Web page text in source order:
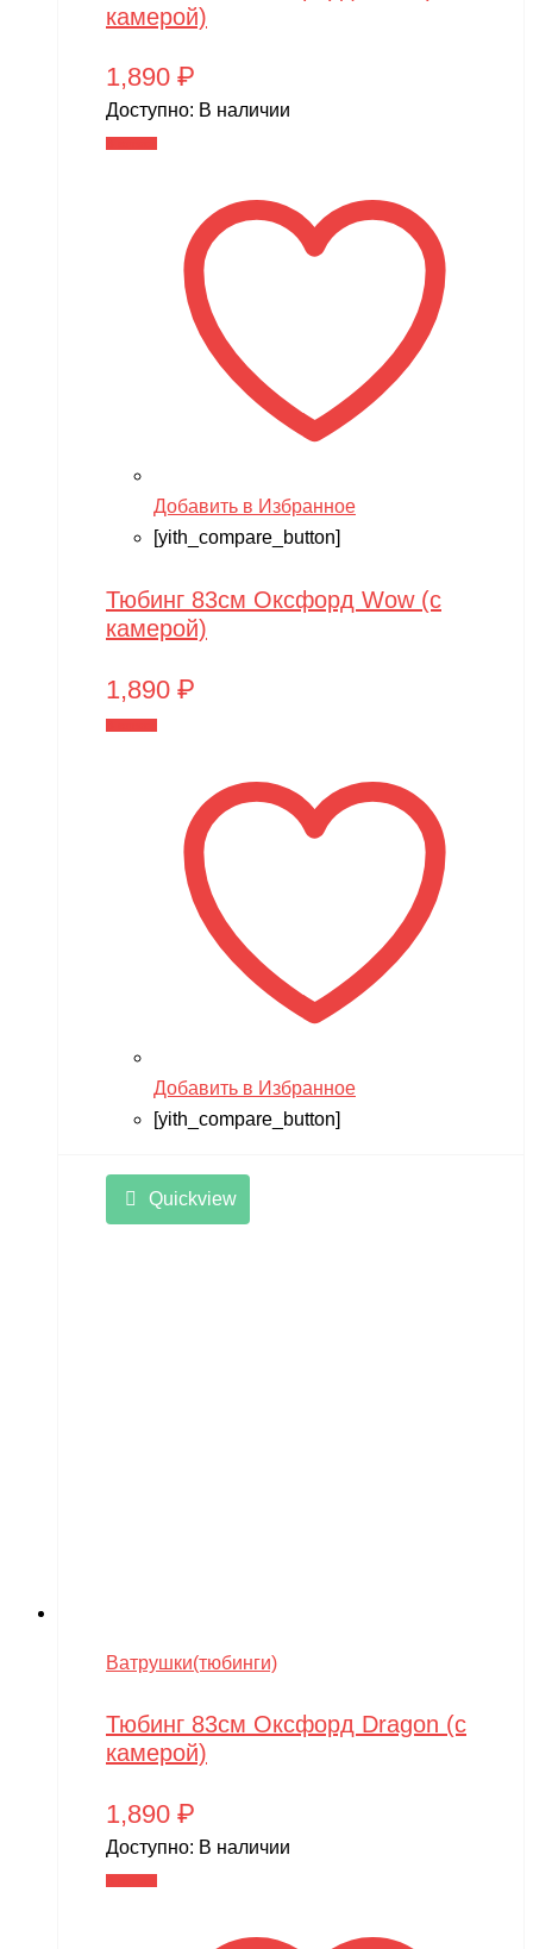
камерой)
1,890 ₽
Доступно: В наличии
Добавить в Избранное
[yith_compare_button]
Тюбинг 83см Оксфорд Wow (с
камерой)
1,890 ₽
Добавить в Избранное
[yith_compare_button]
Quickview
Ватрушки(тюбинги)
Тюбинг 83см Оксфорд Dragon (с
камерой)
1,890 ₽
Доступно: В наличии